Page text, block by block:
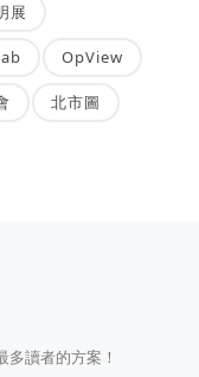
展
OpView
北市圖
讀者的方案！